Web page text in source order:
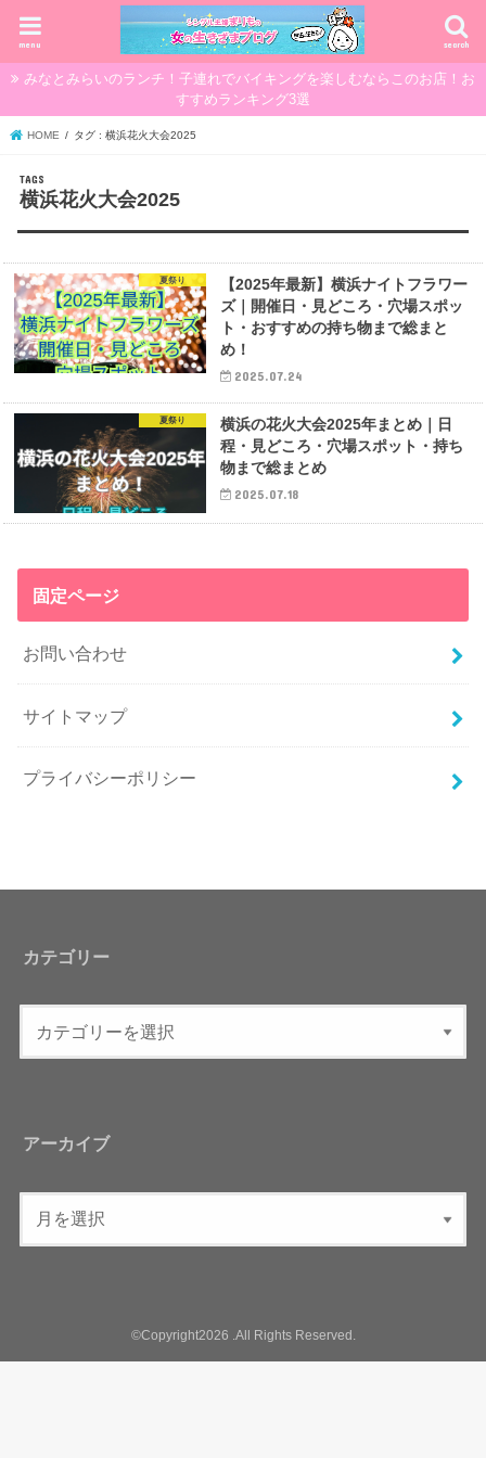
search
menu
みなとみらいのランチ！子連れでバイキングを楽しむならこのお店！お
すすめランキング3選
HOME タグ : 横浜花火大会2025
横浜花火大会2025
夏祭り
【2025年最新】横浜ナイトフラワー
ズ｜開催日・見どころ・穴場スポッ
ト・おすすめの持ち物まで総まと
め！
2025.07.24
夏祭り
横浜の花火大会2025年まとめ｜日
程・見どころ・穴場スポット・持ち
物まで総まとめ
2025.07.18
固定ページ
お問い合わせ
サイトマップ
プライバシーポリシー
カテゴリー
アーカイブ
©Copyright2026 .All Rights Reserved.